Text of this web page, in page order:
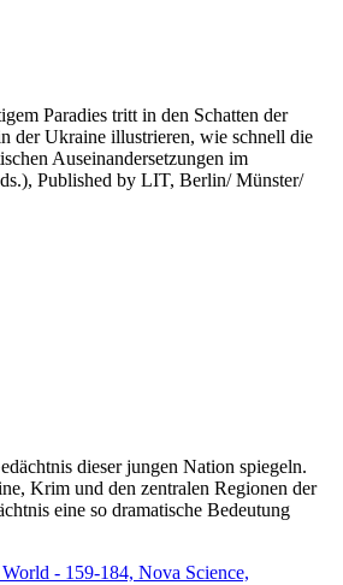
Paradies tritt in den Schatten der
der Ukraine illustrieren, wie schnell die
Auseinandersetzungen im
Published by LIT, Berlin/ Münster/
dieser jungen Nation spiegeln.
Krim und den zentralen Regionen der
eine so dramatische Bedeutung
- 159-184, Nova Science,